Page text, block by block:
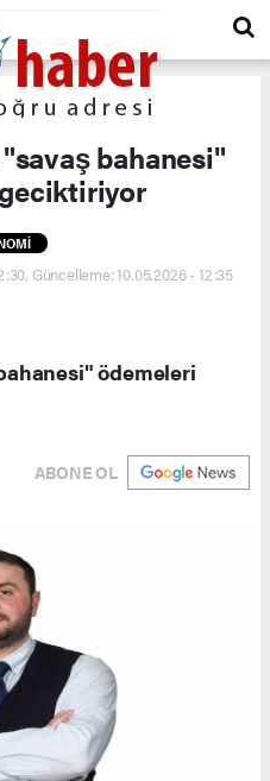
bahanesi"
Güncelleme: 10.05.2026 - 12:35
ödemeleri
ABONE OL